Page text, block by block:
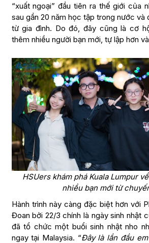
“xuất ngoại” đầu tiên ra thế giới của
sau gần 20 năm học tập trong nước
từ gia đình. Do đó, đây cũng là cơ
thêm nhiều người bạn mới, tự lập hơn
HSUers khám phá Kuala Lumpur
nhiều bạn mới từ
Hành trình này càng đặc biệt hơn với
Đoan bởi 22/3 chính là ngày sinh nhật
đã tổ chức một buổi sinh nhật nho
ngay tại Malaysia. “Đây là lần đầu